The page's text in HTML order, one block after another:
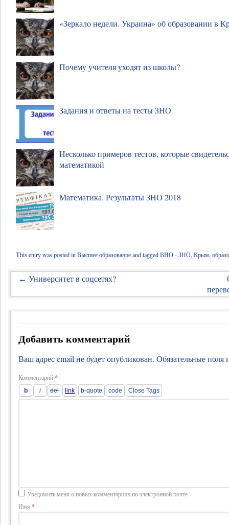
«Зеркало недели. Украина» об образовании в
Почему учителя уходят из школы?
Задания и ответы на тесты ЗНО
Несколько примеров тестов, которые
математикой
Математика. Результаты ЗНО 2018
This entry was posted inВысшее образованиеand taggedВНО - ЗНО, Крым,
← Университет в соцсетях?
Добавить комментарий
Ваш адрес email не будет опубликован. Обязательные
Комментарий*
Уведомить меня о новых комментариях по электронной почте
Имя *